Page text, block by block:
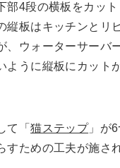
部4段の横板をカッ
縦板はキッチンとリ
、ウォーターサーバ
ように縦板にカット
て「猫ステップ」が
すための工夫が施さ